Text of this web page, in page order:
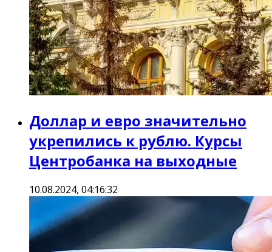
Доллар и евро значительно
укрепились к рублю. Курсы
Центробанка на выходные
10.08.2024, 04:16:32